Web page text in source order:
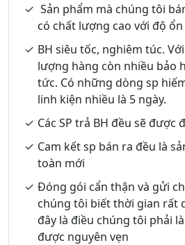
Sản phẩm mà chúng tôi
có chất lượng cao với độ
BH siêu tốc, nghiêm túc.
lượng hàng còn nhiều bảo
tức. Có những dòng sp
linh kiện nhiều là 5 ngày.
Các SP trả BH đều sẽ được
Cam kết sp bán ra đều là
toàn mới
Đóng gói cẩn thận và gửi
chúng tôi biết thời gian rất
đây là điều chúng tôi phải
được nguyên vẹn